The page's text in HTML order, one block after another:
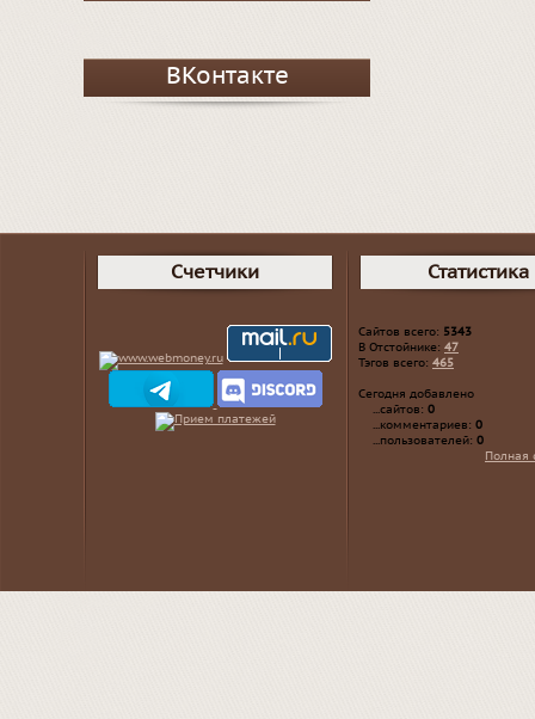
ВКонтакте
Счетчики Статистика
Сайтов всего: 5343
В Отстойнике: 47
Тэгов всего: 465
Сегодня добавлено
...сайтов: 0
...комментариев: 0
...пользователей: 0
Полная